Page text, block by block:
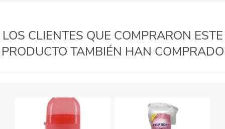
LOS CLIENTES QUE COMPRARON ESTE
PRODUCTO TAMBIÉN HAN COMPRADO